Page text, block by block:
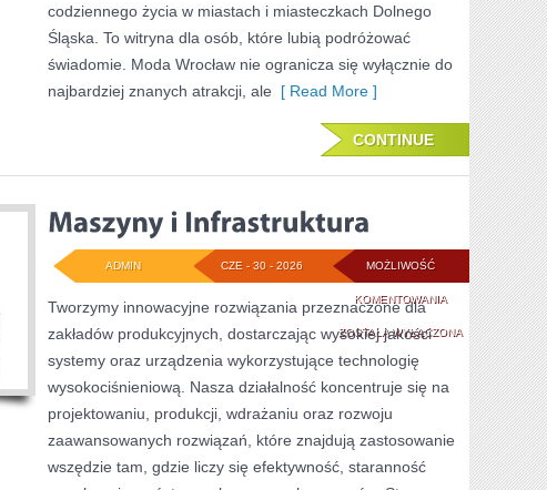
codziennego życia w miastach i miasteczkach Dolnego
Śląska. To witryna dla osób, które lubią podróżować
świadomie. Moda Wrocław nie ogranicza się wyłącznie do
najbardziej znanych atrakcji, ale [ Read More ]
CONTINUE
MOŻLIWOŚĆ
KOMENTOWANIAMASZYNY
I
INFRASTRUKTURA
ZOSTAŁA WYŁĄCZONA
CZE - 30 - 2026
ADMIN
Tworzymy innowacyjne rozwiązania przeznaczone dla
zakładów produkcyjnych, dostarczając wysokiej jakości
systemy oraz urządzenia wykorzystujące technologię
wysokociśnieniową. Nasza działalność koncentruje się na
projektowaniu, produkcji, wdrażaniu oraz rozwoju
zaawansowanych rozwiązań, które znajdują zastosowanie
wszędzie tam, gdzie liczy się efektywność, staranność